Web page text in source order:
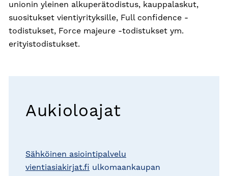
unionin yleinen alkuperätodistus, kauppalaskut,
suositukset vientiyrityksille, Full confidence -
todistukset, Force majeure -todistukset ym.
erityistodistukset.
Aukioloajat
Sähköinen asiointipalvelu
vientiasiakirjat.fi ulkomaankaupan